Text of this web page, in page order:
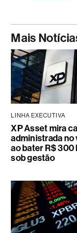
Mais
LINHA EXECUTIVA
XP Asset mira
administrada no
ao bater R$ 300
sob gestão